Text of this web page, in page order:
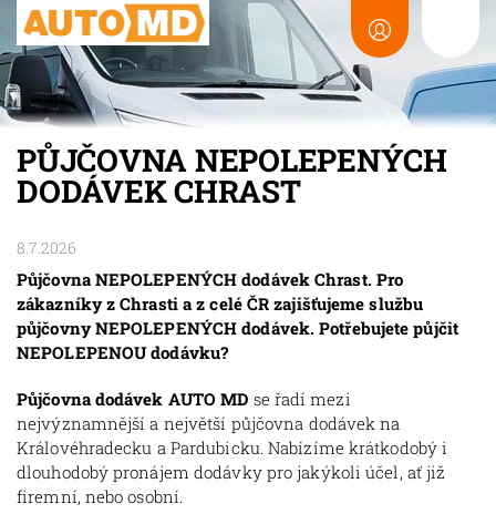
PŮJČOVNA NEPOLEPENÝCH
DODÁVEK CHRAST
8.7.2026
Půjčovna NEPOLEPENÝCH dodávek Chrast. Pro
zákazníky z Chrasti a z celé ČR zajišťujeme službu
půjčovny NEPOLEPENÝCH dodávek. Potřebujete půjčit
NEPOLEPENOU dodávku?
Půjčovna dodávek AUTO MD se řadí mezi
nejvýznamnější a největší půjčovna dodávek na
Královéhradecku a Pardubicku. Nabízíme krátkodobý i
dlouhodobý pronájem dodávky pro jakýkoli účel, ať již
firemní, nebo osobní.